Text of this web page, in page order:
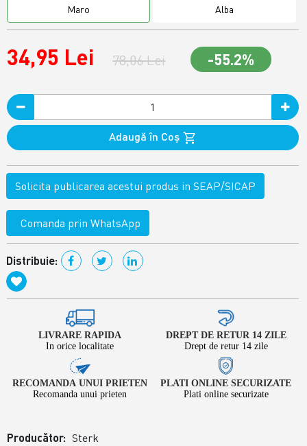
Maro Alba
34,95 Lei 78,06 Lei -55.2%
Adaugă în Coş
Solicita publicarea acestui produs in SEAP/SICAP
Comanda prin WhatsApp
Distribuie:
LIVRARE RAPIDA
In orice localitate
DREPT DE RETUR 14 ZILE
Drept de retur 14 zile
RECOMANDA UNUI PRIETEN
Recomanda unui prieten
PLATI ONLINE SECURIZATE
Plati online securizate
Producător: Sterk